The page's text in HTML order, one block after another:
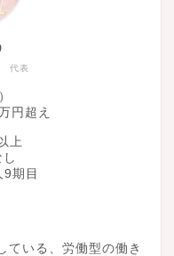
代表
円超え
上
期目
ている、労働型の働き